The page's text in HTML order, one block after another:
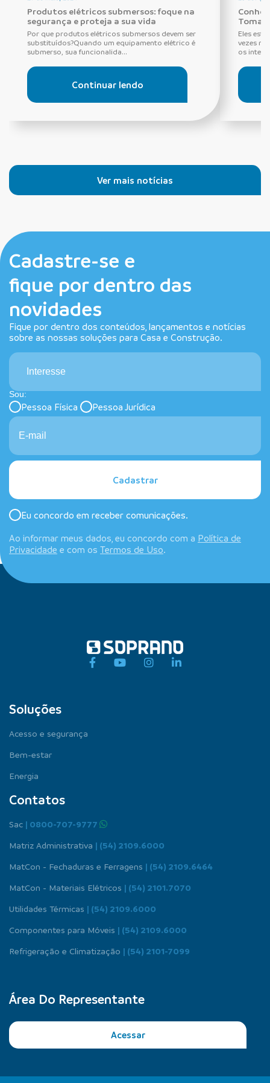
Produtos elétricos submersos: foque na
segurança e proteja a sua vida
Por que produtos elétricos submersos devem ser
substituídos?Quando um equipamento elétrico é
submerso, sua funcionalida...
Continuar lendo
Eles
vezes
os
Ver mais notícias
Cadastre-se e
fique por dentro das
novidades
Fique por dentro dos conteúdos, lançamentos e notícias
sobre as nossas soluções para Casa e Construção.
Interesse
Sou:
Pessoa Física Pessoa Jurídica
Cadastrar
Eu concordo em receber comunicações.
Ao informar meus dados, eu concordo com a Política de
Privacidade e com os Termos de Uso.
Soluções
Acesso e segurança
Bem-estar
Energia
Contatos
Sac | 0800-707-9777
Matriz Administrativa | (54) 2109.6000
MatCon - Fechaduras e Ferragens | (54) 2109.6464
MatCon - Materiais Elétricos | (54) 2101.7070
Utilidades Térmicas | (54) 2109.6000
Componentes para Móveis | (54) 2109.6000
Refrigeração e Climatização | (54) 2101-7099
Área Do Representante
Acessar